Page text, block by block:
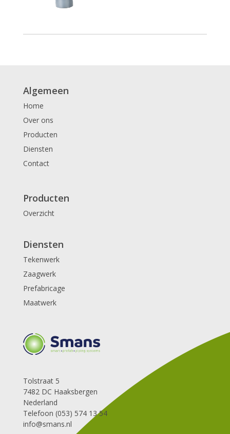
Algemeen
Home
Over ons
Producten
Diensten
Contact
Producten
Overzicht
Diensten
Tekenwerk
Zaagwerk
Prefabricage
Maatwerk
Tolstraat 5
7482 DC Haaksbergen
Nederland
Telefoon (053) 574 13 54
info@smans.nl